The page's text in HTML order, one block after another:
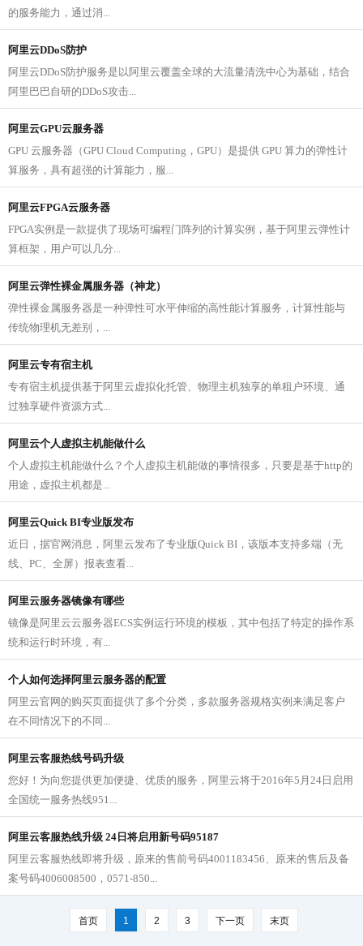
的服务能力，通过消...
阿里云DDoS防护
阿里云DDoS防护服务是以阿里云覆盖全球的大流量清洗中心为基础，结合
阿里巴巴自研的DDoS攻击...
阿里云GPU云服务器
GPU 云服务器（GPU Cloud Computing，GPU）是提供 GPU 算力的弹性计
算服务，具有超强的计算能力，服...
阿里云FPGA云服务器
FPGA实例是一款提供了现场可编程门阵列的计算实例，基于阿里云弹性计
算框架，用户可以几分...
阿里云弹性裸金属服务器（神龙）
弹性裸金属服务器是一种弹性可水平伸缩的高性能计算服务，计算性能与
传统物理机无差别，...
阿里云专有宿主机
专有宿主机提供基于阿里云虚拟化托管、物理主机独享的单租户环境、通
过独享硬件资源方式...
阿里云个人虚拟主机能做什么
个人虚拟主机能做什么？个人虚拟主机能做的事情很多，只要是基于http的
用途，虚拟主机都是...
阿里云Quick BI专业版发布
近日，据官网消息，阿里云发布了专业版Quick BI，该版本支持多端（无
线、PC、全屏）报表查看...
阿里云服务器镜像有哪些
镜像是阿里云云服务器ECS实例运行环境的模板，其中包括了特定的操作系
统和运行时环境，有...
个人如何选择阿里云服务器的配置
阿里云官网的购买页面提供了多个分类，多款服务器规格实例来满足客户
在不同情况下的不同...
阿里云客服热线号码升级
您好！为向您提供更加便捷、优质的服务，阿里云将于2016年5月24日启用
全国统一服务热线951...
阿里云客服热线升级 24日将启用新号码95187
阿里云客服热线即将升级，原来的售前号码4001183456、原来的售后及备
案号码4006008500，0571-850...
首页 1 2 3 下一页 末页